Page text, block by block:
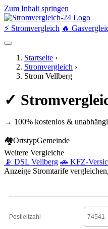
Zum Inhalt springen
⚡ Stromvergleich 🔥
Startseite ›
Stromvergleich ›
Strom Vellberg
✓
→ 100% kostenlos &
🏘OrtstypGemeinde
Weitere Vergleiche
📡 DSL Vellberg 🚗 KFZ-
Anzeige Stromtarife